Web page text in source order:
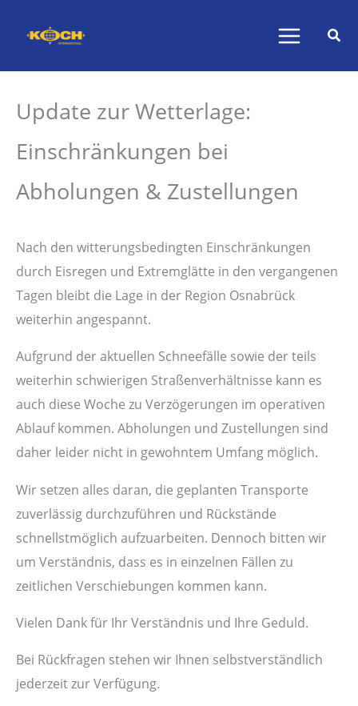
Inhalt
Update zur Wetterlage:
Einschränkungen bei
Abholungen & Zustellungen
Nach den witterungsbedingten Einschränkungen
durch Eisregen und Extremglätte in den vergangenen
Tagen bleibt die Lage in der Region Osnabrück
weiterhin angespannt.
Aufgrund der aktuellen Schneefälle sowie der teils
weiterhin schwierigen Straßenverhältnisse kann es
auch diese Woche zu Verzögerungen im operativen
Ablauf kommen. Abholungen und Zustellungen sind
daher leider nicht in gewohntem Umfang möglich.
Wir setzen alles daran, die geplanten Transporte
zuverlässig durchzuführen und Rückstände
schnellstmöglich aufzuarbeiten. Dennoch bitten wir
um Verständnis, dass es in einzelnen Fällen zu
zeitlichen Verschiebungen kommen kann.
Vielen Dank für Ihr Verständnis und Ihre Geduld.
Bei Rückfragen stehen wir Ihnen selbstverständlich
jederzeit zur Verfügung.